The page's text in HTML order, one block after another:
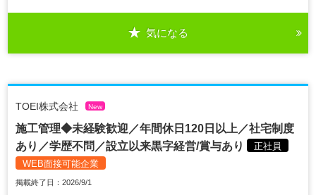
気になる
TOEI株式会社 New
施工管理◆未経験歓迎／年間休日120日以上／社宅制度
あり／学歴不問／設立以来黒字経営/賞与あり
正社員
WEB面接可能企業
掲載終了日：2026/9/1